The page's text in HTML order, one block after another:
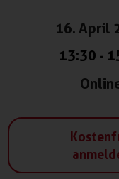
16. April
13:30 -